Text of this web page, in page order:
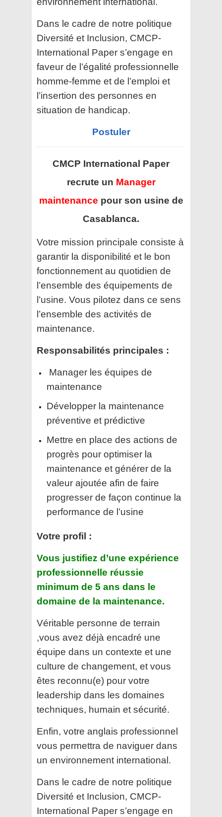
Dans le cadre de notre politique
Diversité et Inclusion, CMCP-
International Paper s’engage en
faveur de l’égalité professionnelle
homme-femme et de l’emploi et
l’insertion des personnes en
situation de handicap.
Postuler
CMCP International Paper
recrute un Manager
maintenance pour son usine de
Casablanca.
Votre mission principale consiste à
garantir la disponibilité et le bon
fonctionnement au quotidien de
l’ensemble des équipements de
l’usine. Vous pilotez dans ce sens
l’ensemble des activités de
maintenance.
Responsabilités principales :
Manager les équipes de
maintenance
Développer la maintenance
préventive et prédictive
Mettre en place des actions de
progrès pour optimiser la
maintenance et générer de la
valeur ajoutée afin de faire
progresser de façon continue la
performance de l’usine
Votre profil :
Vous justifiez d’une expérience
professionnelle réussie
minimum de 5 ans dans le
domaine de la maintenance.
Véritable personne de terrain
,vous avez déjà encadré une
équipe dans un contexte et une
culture de changement, et vous
êtes reconnu(e) pour votre
leadership dans les domaines
techniques, humain et sécurité.
Enfin, votre anglais professionnel
vous permettra de naviguer dans
un environnement international.
Dans le cadre de notre politique
Diversité et Inclusion, CMCP-
International Paper s’engage en